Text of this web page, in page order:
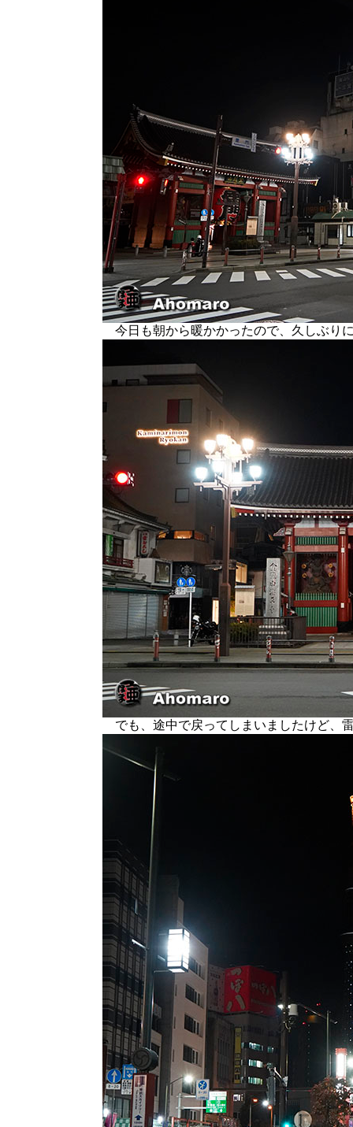
今日も朝から暖かかったので、久しぶり
でも、途中で戻ってしまいましたけど、